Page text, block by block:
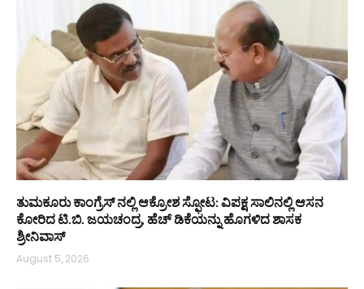
ತುಮಕೂರು ಕಾಂಗ್ರೆಸ್ ನಲ್ಲಿ ಆಕ್ರೋಶ ಸ್ಫೋಟ: ವಿಪಕ್ಷ ಸಾಲಿನಲ್ಲಿ ಆಸನ
ಕೋರಿದ ಟಿ.ಬಿ. ಜಯಚಂದ್ರ, ಹೆಚ್ ಡಿಕೆಯನ್ನು ಹೊಗಳಿದ ಶಾಸಕ
ಶ್ರೀನಿವಾಸ್
August 5, 2026